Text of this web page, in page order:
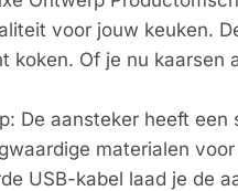
voor jouw keuken.
koken. Of je nu
De aansteker heeft
materialen
USB-kabel laad je de